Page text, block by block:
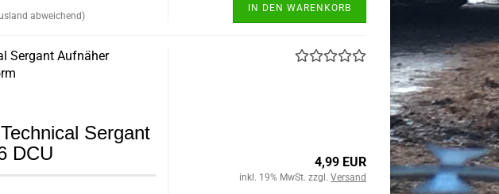
abweichend)
IN DEN WARENKORB
Sergant Aufnäher
Sergant
DCU
4,99 EUR
inkl. 19% MwSt. zzgl. Versand